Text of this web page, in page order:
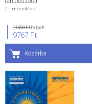
Grimm szótárak
11490 Fthelyett
9767 Ft
Kosárba